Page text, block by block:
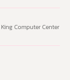
King Computer Center